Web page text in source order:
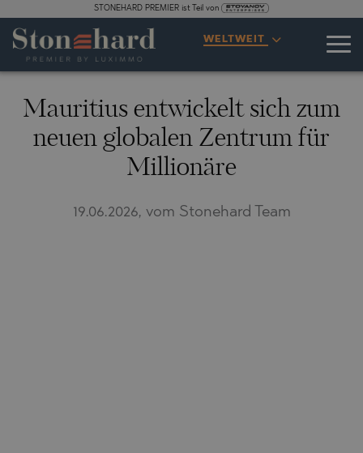
STONEHARD PREMIER ist Teil von
WELTWEIT
Mauritius entwickelt sich zum
neuen globalen Zentrum für
Millionäre
19.06.2026, vom Stonehard Team